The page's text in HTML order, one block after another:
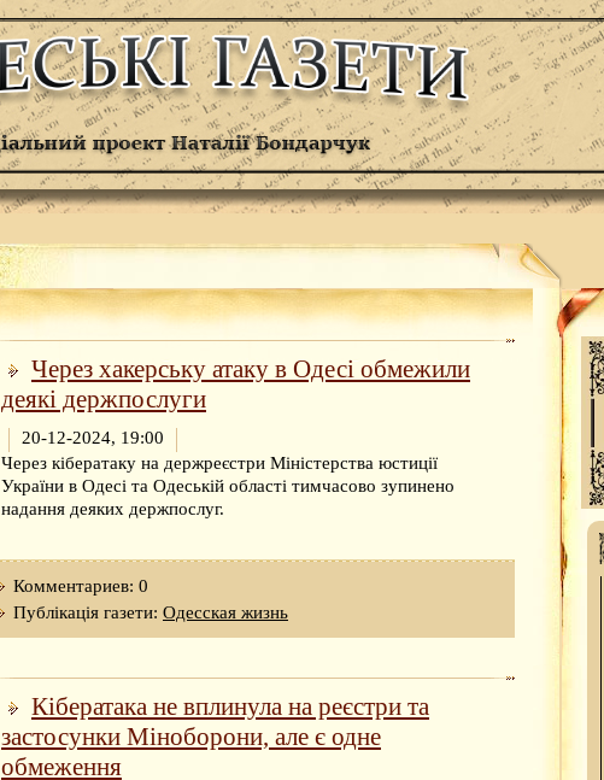
Через хакерську атаку в Одесі обмежили
деякі держпослуги
20-12-2024, 19:00
Через кібератаку на держреєстри Міністерства юстиції
України в Одесі та Одеській області тимчасово зупинено
надання деяких держпослуг.
Комментариев: 0
Публікація газети: Одесская жизнь
Кібератака не вплинула на реєстри та
застосунки Міноборони, але є одне
обмеження